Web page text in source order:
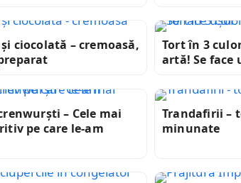
ciocolată – cremoasă,
Tort în 3
artă! Se face
– Cele mai
pe care le-am
Trandafirii –
minunate